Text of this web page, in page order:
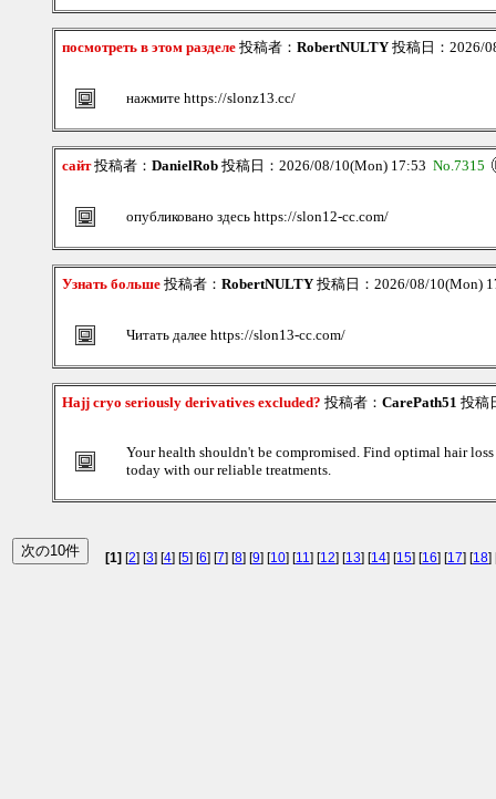
посмотреть в этом разделе 投稿者： RobertNULTY 投稿日：2026/
нажмите https://slonz13.cc/
сайт投稿者： DanielRob 投稿日：2026/08/10(Mon) 17:53 No.7315
опубликовано здесь https://slon12-cc.com/
Узнать больше 投稿者： RobertNULTY 投稿日：2026/08/10(Mon)
Читать далее https://slon13-cc.com/
Hajj cryo seriously derivatives excluded? 投稿者： CarePath51 投稿
Your health shouldn't be compromised. Find optimal hair
today with our reliable treatments.
[1] [2] [3] [4] [5] [6] [7] [8] [9] [10] [11] [12] [13] [14] [15] [16] [17] [18]